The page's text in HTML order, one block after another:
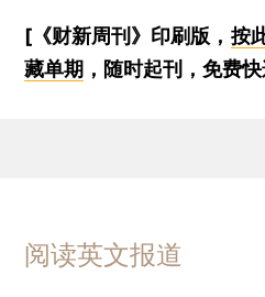
[《财新周刊》印刷版， 按
藏单期 ，随时起刊，免费
阅读英文报道